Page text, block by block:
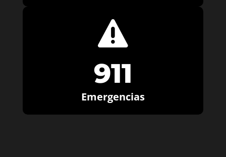

911
Emergencias